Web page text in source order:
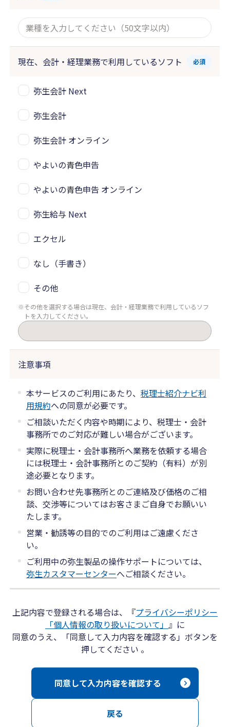
現在、会計・経理業務で利用しているソフト 必須
弥生会計 Next
弥生会計
弥生会計 オンライン
やよいの青色申告
やよいの青色申告 オンライン
弥生給与 Next
エクセル
なし（手書き）
その他
その他を選択する場合は現在、会計・経理業務で利用しているソフ
トを入力してください。
注意事項
本サービスのご利用にあたり、税理士紹介ナビ利
用規約への同意が必要です。
ご相談いただく内容や時期により、税理士・会計
事務所でのご対応が難しい場合がございます。
実際に税理士・会計事務所へ業務を依頼する場合
には税理士・会計事務所とのご契約（有料）が別
途必要となります。
お問い合わせ先事務所とのご連絡及び価格のご相
談、交渉等についてはお客さまご自身でお願いい
たします。
営業・勧誘等の目的でのご利用はご遠慮くださ
い。
ご利用中の弥生製品の操作サポートについては、
弥生カスタマーセンターへご相談ください。
上記内容で登録される場合は、『プライバシーポリシー
「個人情報の取り扱いについて」 』に
同意のうえ、「同意して入力内容を確認する」ボタンを
押してください 。
戻る
同意して入力内容を確認する